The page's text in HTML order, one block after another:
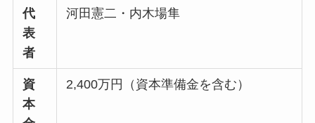
代
表
者
河田憲二・内木場隼
資
本
2,400万円（資本準備金を含む）